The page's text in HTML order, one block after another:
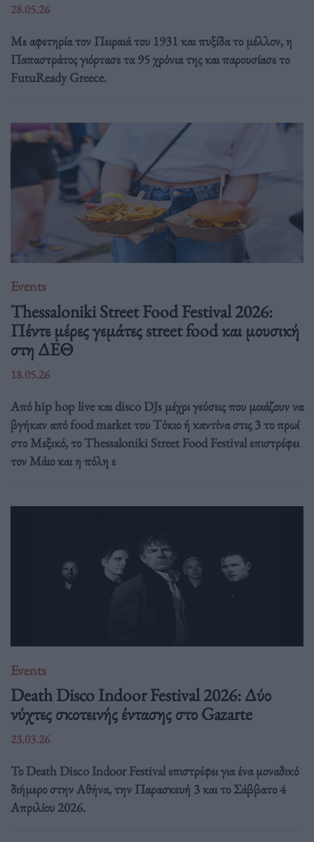
28.05.26
Με αφετηρία τον Πειραιά του 1931 και πυξίδα το μέλλον, η
Παπαστράτος γιόρτασε τα 95 χρόνια της και παρουσίασε το
FutuReady Greece.
Events
Thessaloniki Street Food Festival 2026:
Πέντε μέρες γεμάτες street food και μουσική
στη ΔΕΘ
18.05.26
Από hip hop live και disco DJs μέχρι γεύσεις που μοιάζουν να
βγήκαν από food market του Τόκιο ή καντίνα στις 3 το πρωί
στο Μεξικό, το Thessaloniki Street Food Festival επιστρέφει
τον Μάιο και η πόλη ε
Events
Death Disco Indoor Festival 2026: Δύο
νύχτες σκοτεινής έντασης στο Gazarte
23.03.26
Το Death Disco Indoor Festival επιστρέφει για ένα μοναδικό
διήμερο στην Αθήνα, την Παρασκευή 3 και το Σάββατο 4
Απριλίου 2026.